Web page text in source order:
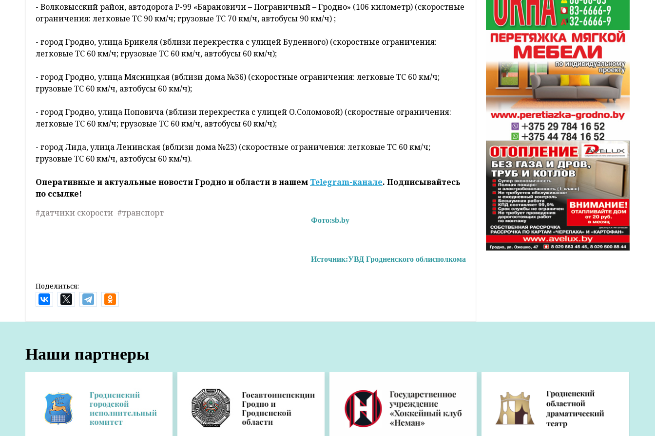
- Волковысский район, автодорога Р-99 «Барановичи – Пограничный – Гродно» (106 километр) (скоростные
ограничения: легковые ТС 90 км/ч; грузовые ТС 70 км/ч, автобусы 90 км/ч) ;
- город Гродно, улица Брикеля (вблизи перекрестка с улицей Буденного) (скоростные ограничения:
легковые ТС 60 км/ч; грузовые ТС 60 км/ч, автобусы 60 км/ч);
- город Гродно, улица Мясницкая (вблизи дома №36) (скоростные ограничения: легковые ТС 60 км/ч;
грузовые ТС 60 км/ч, автобусы 60 км/ч);
- город Гродно, улица Поповича (вблизи перекрестка с улицей О.Соломовой) (скоростные ограничения:
легковые ТС 60 км/ч; грузовые ТС 60 км/ч, автобусы 60 км/ч);
- город Лида, улица Ленинская (вблизи дома №23) (скоростные ограничения: легковые ТС 60 км/ч;
грузовые ТС 60 км/ч, автобусы 60 км/ч).
Оперативные и актуальные новости Гродно и области в нашем Telegram-канале. Подписывайтесь
по ссылке!
#датчики скорости #транспорт
Фото:sb.by
Источник:УВД Гродненского облисполкома
Поделиться:
Когда каникулы становятся легендой
Рассказываем, как в регионе организован летний отдых детей.